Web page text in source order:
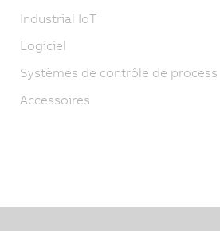
Industrial IoT
Logiciel
Systèmes de contrôle de process
Accessoires